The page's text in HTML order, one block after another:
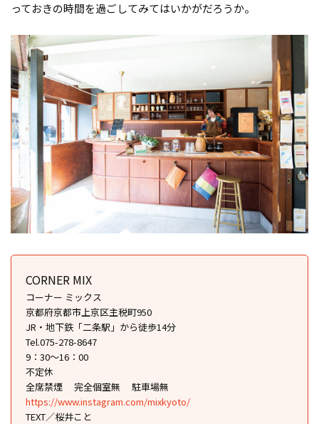
っておきの時間を過ごしてみてはいかがだろうか。
CORNER MIX
コーナー ミックス
京都府京都市上京区主税町950
JR・地下鉄「二条駅」から徒歩14分
Tel.075-278-8647
9：30～16：00
不定休
全席禁煙
完全個室無
駐車場無
https://www.instagram.com/mixkyoto/
TEXT／桜井こと